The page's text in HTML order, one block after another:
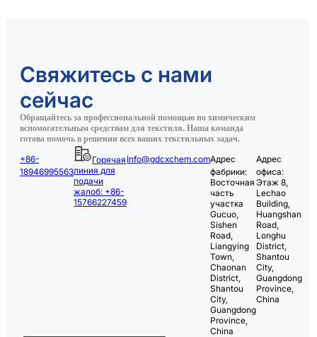
Свяжитесь с нами
сейчас
Обращайтесь за профессиональной помощью по химическим
вспомогательным средствам для текстиля. Наша команда
готова помочь в решении всех ваших текстильных задач.
+86-
18946995563
Горячая
линия для
подачи
жалоб: +86-
15766227459
Info@gdcxchem.comАдрес
фабрики:
Восточная
часть
участка
Gucuo,
Sishen
Road,
Liangying
Town,
Chaonan
District,
Shantou
City,
Guangdong
Province,
China
Адрес
офиса:
Этаж 8,
Lechao
Building,
Huangshan
Road,
Longhu
District,
Shantou
City,
Guangdong
Province,
China